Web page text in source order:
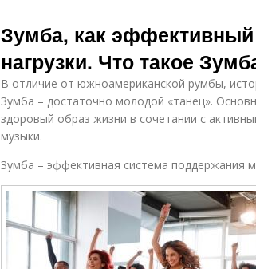
Зумба, как
нагрузки. Что такое
В отличие от южноамериканской румбы,
Зумба – достаточно молодой «танец».
здоровый образ жизни в сочетании с
музыки.
Зумба – эффективная система поддержания